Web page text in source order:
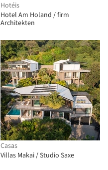
Hotéis
Hotel Am Holand / firm
Architekten
Casas
Villas Makai / Studio Saxe